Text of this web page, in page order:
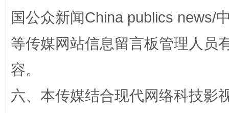
国公众新闻China publics news/
等传媒网站信息留言板管理人员
容。
六、本传媒结合现代网络科技影